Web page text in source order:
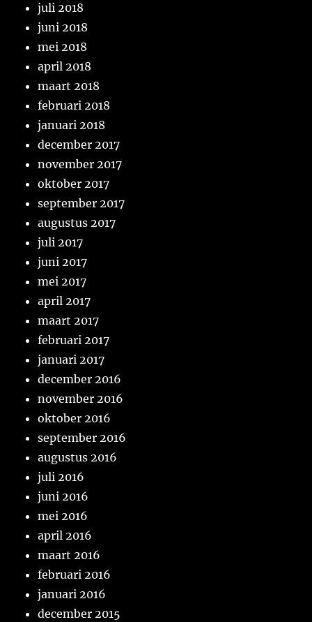
juli 2018
juni 2018
mei 2018
april 2018
maart 2018
februari 2018
januari 2018
december 2017
november 2017
oktober 2017
september 2017
augustus 2017
juli 2017
juni 2017
mei 2017
april 2017
maart 2017
februari 2017
januari 2017
december 2016
november 2016
oktober 2016
september 2016
augustus 2016
juli 2016
juni 2016
mei 2016
april 2016
maart 2016
februari 2016
januari 2016
december 2015